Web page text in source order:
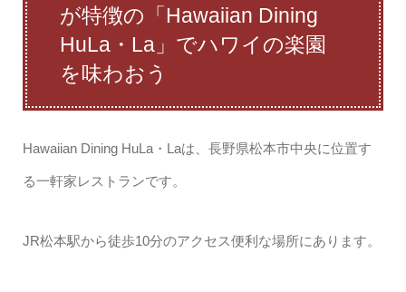
が特徴の「Hawaiian Dining
HuLa・La」でハワイの楽園
を味わおう
Hawaiian Dining HuLa・Laは、長野県松本市中央に位置す
る一軒家レストランです。
JR松本駅から徒歩10分のアクセス便利な場所にあります。